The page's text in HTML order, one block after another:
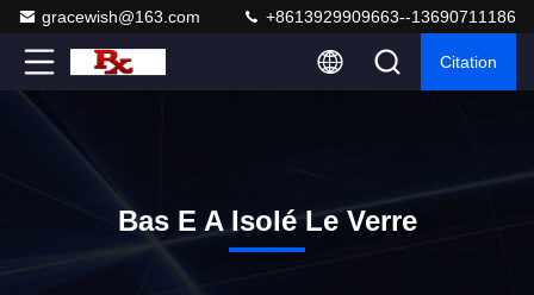
gracewish@163.com +8613929909663--13690711186
Citation
Bas E A Isolé Le Verre